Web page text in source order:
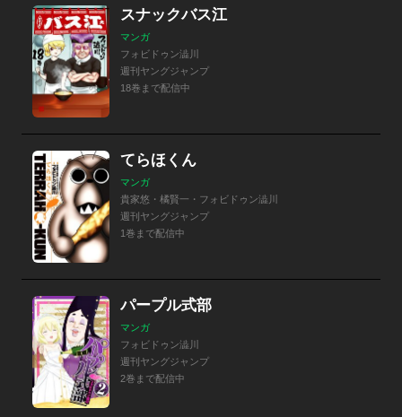
スナックバス江
マンガ
フォビドゥン澁川
週刊ヤングジャンプ
18巻まで配信中
てらほくん
マンガ
貴家悠・橘賢一・フォビドゥン澁川
週刊ヤングジャンプ
1巻まで配信中
パープル式部
マンガ
フォビドゥン澁川
週刊ヤングジャンプ
2巻まで配信中